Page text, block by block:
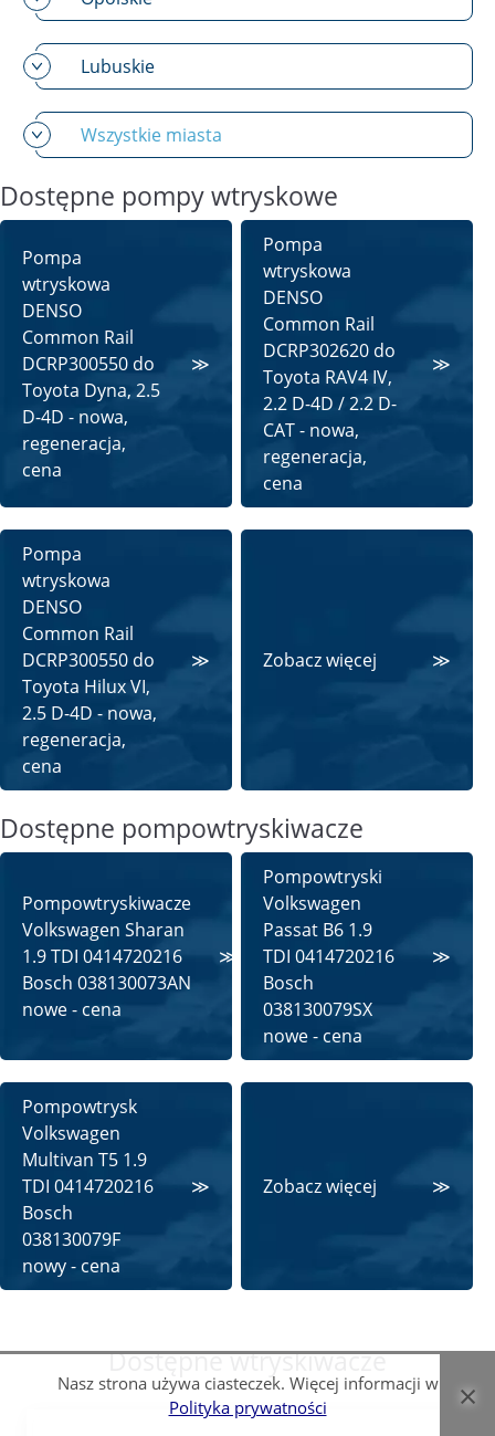
Lubuskie
Wszystkie miasta
Dostępne pompy wtryskowe
Pompa
wtryskowa
DENSO
Common Rail
DCRP300550 do
Toyota Dyna, 2.5
D-4D - nowa,
regeneracja,
cena
Pompa
wtryskowa
DENSO
Common Rail
DCRP302620 do
Toyota RAV4 IV,
2.2 D-4D / 2.2 D-
CAT - nowa,
regeneracja,
cena
Pompa
wtryskowa
DENSO
Common Rail
DCRP300550 do
Toyota Hilux VI,
2.5 D-4D - nowa,
regeneracja,
cena
Zobacz więcej
Dostępne pompowtryskiwacze
Pompowtryskiwacze
Volkswagen Sharan
1.9 TDI 0414720216
Bosch 038130073AN
nowe - cena
Pompowtryski
Volkswagen
Passat B6 1.9
TDI 0414720216
Bosch
038130079SX
nowe - cena
Pompowtrysk
Volkswagen
Multivan T5 1.9
TDI 0414720216
Bosch
038130079F
nowy - cena
Zobacz więcej
Dostępne wtryskiwacze
Nasz strona używa ciasteczek. Więcej informacji w
Polityka prywatności
×